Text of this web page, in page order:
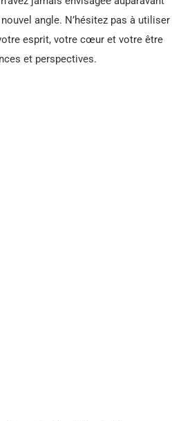
angle. N’hésitez pas à utiliser
esprit, votre cœur et votre être
et perspectives.